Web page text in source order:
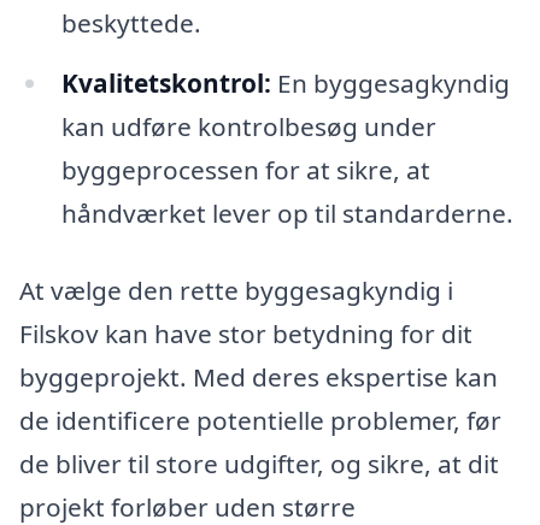
beskyttede.
Kvalitetskontrol: En byggesagkyndig
kan udføre kontrolbesøg under
byggeprocessen for at sikre, at
håndværket lever op til standarderne.
At vælge den rette byggesagkyndig i
Filskov kan have stor betydning for dit
byggeprojekt. Med deres ekspertise kan
de identificere potentielle problemer, før
de bliver til store udgifter, og sikre, at dit
projekt forløber uden større